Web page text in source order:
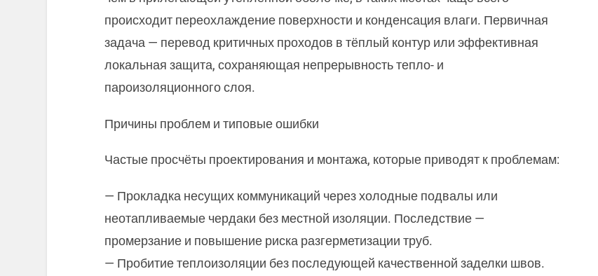
происходит переохлаждение поверхности и конденсация влаги. Первичная
задача — перевод критичных проходов в тёплый контур или эффективная
локальная защита, сохраняющая непрерывность тепло- и
пароизоляционного слоя.
Причины проблем и типовые ошибки
Частые просчёты проектирования и монтажа, которые приводят к проблемам:
— Прокладка несущих коммуникаций через холодные подвалы или
неотапливаемые чердаки без местной изоляции. Последствие —
промерзание и повышение риска разгерметизации труб.
— Пробитие теплоизоляции без последующей качественной заделки швов.